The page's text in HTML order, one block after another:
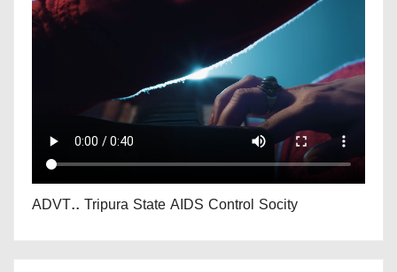
ADVT.. Tripura State AIDS Control Socity